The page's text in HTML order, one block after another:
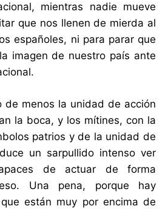
mientras nadie mueve
que nos llenen de mierda al
españoles, ni para parar que
imagen de nuestro país ante
de menos la unidad de acción
la boca, y los mítines, con la
patrios y de la unidad de
un sarpullido intenso ver
de actuar de forma
Una pena, porque hay
están muy por encima de